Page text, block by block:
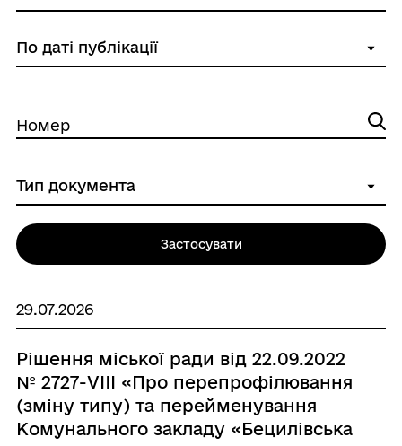
29.07.2026
Рішення міської ради від 22.09.2022
№ 2727-VIII «Про перепрофілювання
(зміну типу) та перейменування
Комунального закладу «Бецилівська
Номер
Застосувати